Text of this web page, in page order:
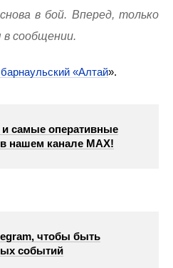
в бой. Вперед, только
сообщении.
«Алтай».
самые оперативные
в нашем канале МАХ!
чтобы быть
событий